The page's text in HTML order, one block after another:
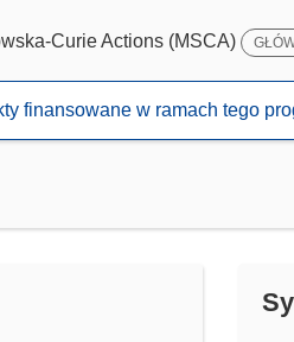
Curie Actions (MSCA)
finansowane w ramach tego